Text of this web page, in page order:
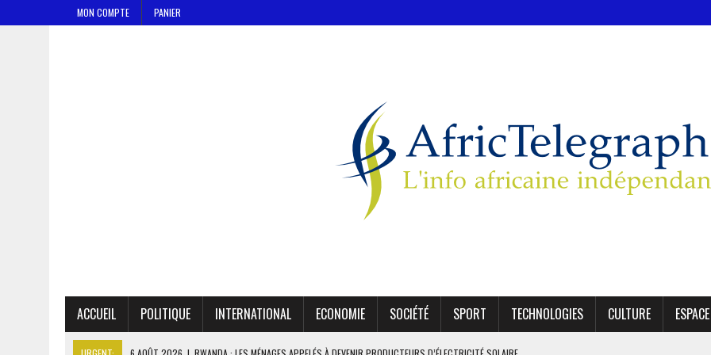
MON COMPTE PANIER
ACCUEIL POLITIQUE INTERNATIONAL ECONOMIE SOCIÉTÉ SPORT TECHNOLOGIES CULTURE